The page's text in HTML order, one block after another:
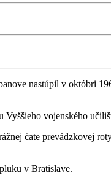
nastúpil v októbri
Vyššieho vojenského
čate prevádzkovej
v Bratislave.